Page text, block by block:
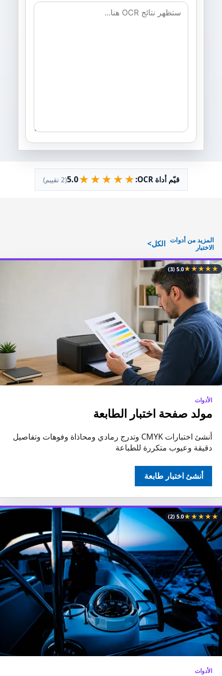
قيّم أداة OCR: ★
★
★
★
★
5.0(2 تقييم)
المزيد من أدوات
الاختبار
الكل
★
★
★
★
★
5.0
(3)
الأدوات
مولد صفحة اختبار الطابعة
أنشئ اختبارات CMYK وتدرج رمادي ومحاذاة وفوهات وتفاصيل
دقيقة وعيوب متكررة للطباعة
أنشئ اختبار طابعة
★
★
★
★
★
5.0
(2)
الأدوات